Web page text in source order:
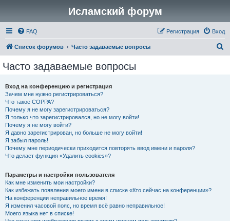
Исламский форум
FAQ Вход
Регистрация
Список форумов Часто задаваемые вопросы
Часто задаваемые вопросы
Вход на конференцию и регистрация
Зачем мне нужно регистрироваться?
Что такое COPPA?
Почему я не могу зарегистрироваться?
Я только что зарегистрировался, но не могу войти!
Почему я не могу войти?
Я давно зарегистрирован, но больше не могу войти!
Я забыл пароль!
Почему мне периодически приходится повторять ввод имени и пароля?
Что делает функция «Удалить cookies»?
Параметры и настройки пользователя
Как мне изменить мои настройки?
Как избежать появления моего имени в списке «Кто сейчас на конференции»?
На конференции неправильное время!
Я изменил часовой пояс, но время всё равно неправильное!
Моего языка нет в списке!